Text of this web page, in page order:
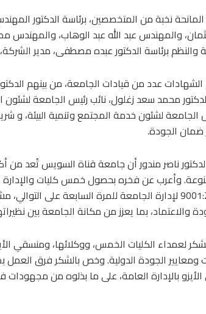
نخبة من المتخصصين، برئاسة الدكتور
والمهندس عبد الله عبد الوهاب، والمهندس
والنظم برئاسة الدكتور عبده مصطفى، مدير
عدد من قيادات الجامعة، من بينهم
محمد سعد زغلول، نائب رئيس الجامعة لشئون
الجامعة لشئون خدمة المجتمع وتنمية البيئة، و
ضمان الجودة.
ناصر مندور أن جامعة قناة السويس تُعد من
شهادة الأيزو 9001:2015 لإدارة الجامعة للمرة
والاعتماد، بما يعزز من مكانة الجامعة بين
لعمداء الكليات الخمس، ووكلائها، ومنسقي
ومعايير الجودة الدولية. وخص بالشكر فرق العمل
بالإدارة العامة، على ما بذلوه من